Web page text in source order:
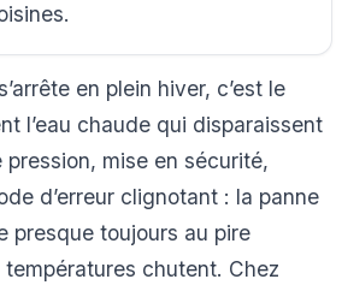
en plein hiver, c’est le
l’eau chaude qui disparaissent
pression, mise en sécurité,
d’erreur clignotant : la panne
presque toujours au pire
chutent. Chez